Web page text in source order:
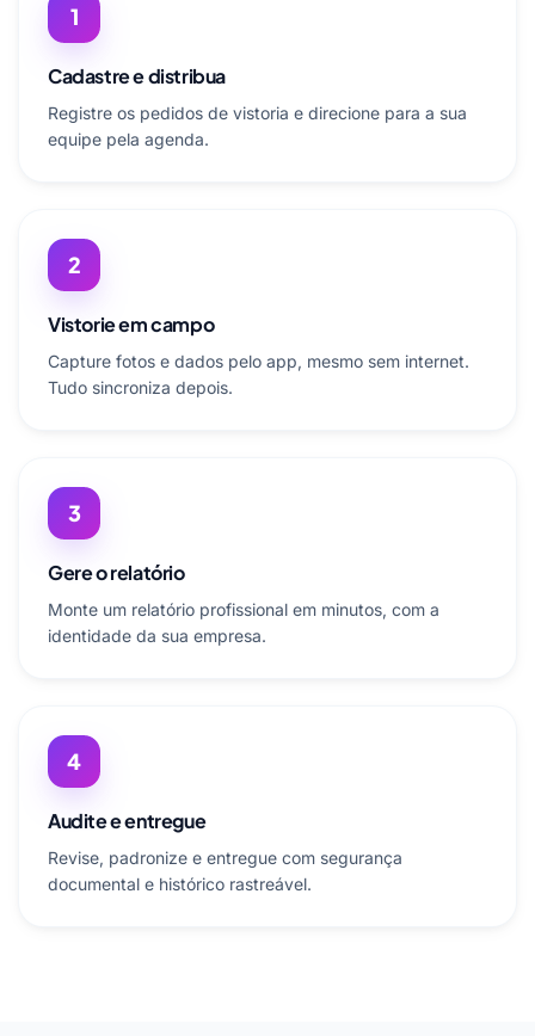
1
Cadastre e distribua
Registre os pedidos de vistoria e direcione para a sua
equipe pela agenda.
2
Vistorie em campo
Capture fotos e dados pelo app, mesmo sem internet.
Tudo sincroniza depois.
3
Gere o relatório
Monte um relatório profissional em minutos, com a
identidade da sua empresa.
4
Audite e entregue
Revise, padronize e entregue com segurança
documental e histórico rastreável.